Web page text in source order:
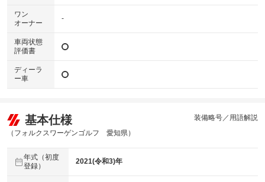
ワン
オーナー
-
車両状態
評価書
ディーラ
ー車
基本仕様
（フォルクスワーゲンゴルフ 愛知県）
装備略号／用語解説
年式（初度
登録）
2021(令和3)年